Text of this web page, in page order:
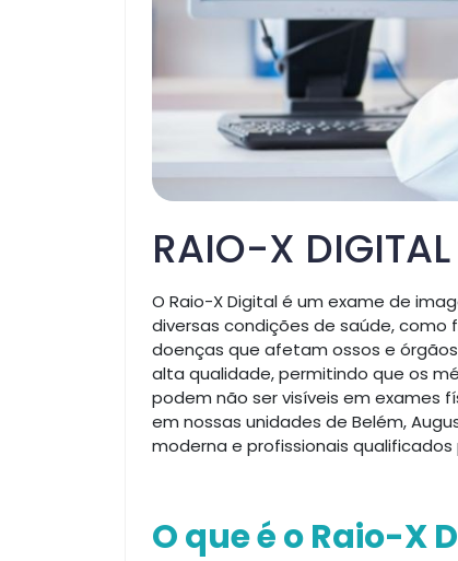
RAIO-X DIGITAL
O Raio-X Digital é um exame de
diversas condições de saúde, como
doenças que afetam ossos e
alta qualidade, permitindo que os
podem não ser visíveis em exames
em nossas unidades de Belém,
moderna e profissionais
O que é o Raio-X